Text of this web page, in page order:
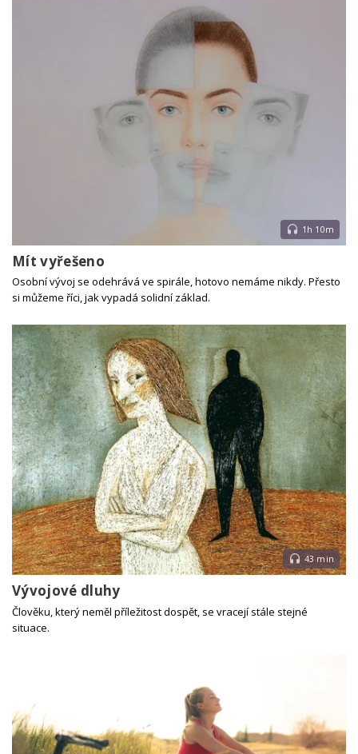
1h 10m
Mít vyřešeno
Osobní vývoj se odehrává ve spirále, hotovo nemáme nikdy. Přesto
si můžeme říci, jak vypadá solidní základ.
43 min
Vývojové dluhy
Člověku, který neměl příležitost dospět, se vracejí stále stejné
situace.